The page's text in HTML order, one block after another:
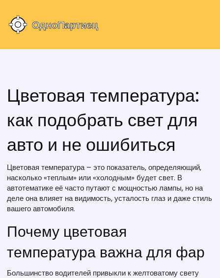
Цветовая температура:
как подобрать свет для
авто и не ошибиться
Цветовая температура – это показатель, определяющий,
насколько «теплым» или «холодным» будет свет. В
автотематике её часто путают с мощностью лампы, но на
деле она влияет на видимость, усталость глаз и даже стиль
вашего автомобиля.
Почему цветовая
температура важна для фар
Большинство водителей привыкли к желтоватому свету